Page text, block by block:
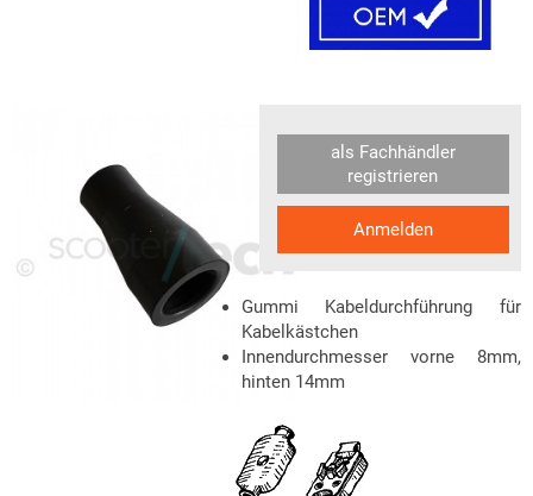
als Fachhändler
registrieren
Anmelden
Gummi Kabeldurchführung für
Kabelkästchen
Innendurchmesser vorne 8mm,
hinten 14mm